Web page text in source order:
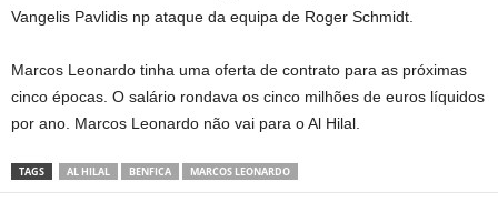
Vangelis Pavlidis np ataque da equipa de Roger Schmidt.
Marcos Leonardo tinha uma oferta de contrato para as próximas
cinco épocas. O salário rondava os cinco milhões de euros líquidos
por ano. Marcos Leonardo não vai para o Al Hilal.
TAGS AL HILAL BENFICA MARCOS LEONARDO